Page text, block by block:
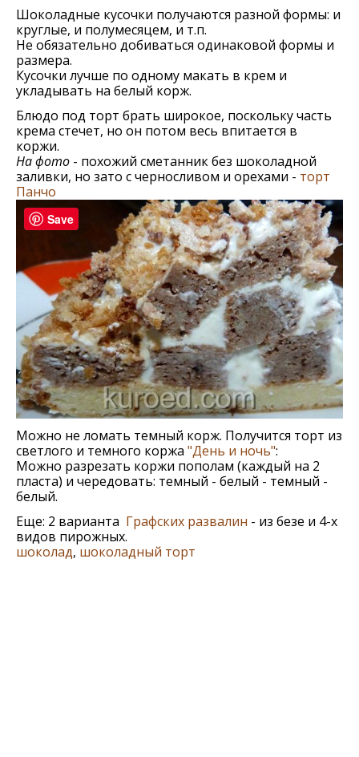
Шоколадные кусочки получаются разной формы: и
круглые, и полумесяцем, и т.п.
Не обязательно добиваться одинаковой формы и
размера.
Кусочки лучше по одному макать в крем и
укладывать на белый корж.
Блюдо под торт брать широкое, поскольку часть
крема стечет, но он потом весь впитается в
коржи.
На фото - похожий сметанник без шоколадной
заливки, но зато с черносливом и орехами - торт
Панчо
Можно не ломать темный корж. Получится торт из
светлого и темного коржа "День и ночь":
Можно разрезать коржи пополам (каждый на 2
пласта) и чередовать: темный - белый - темный -
белый.
Еще: 2 варианта Графских развалин - из безе и 4-х
видов пирожных.
шоколад, шоколадный торт
Save